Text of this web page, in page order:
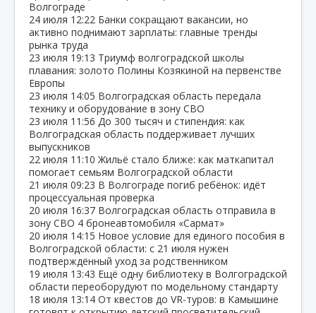
Волгограде
24 июля 12:22 Банки сокращают вакансии, но
активно поднимают зарплаты: главные тренды
рынка труда
23 июля 19:13 Триумф волгоградской школы
плавания: золото Полины Козякиной на первенстве
Европы
23 июля 14:05 Волгоградская область передала
технику и оборудование в зону СВО
23 июля 11:56 До 300 тысяч и стипендия: как
Волгоградская область поддерживает лучших
выпускников
22 июля 11:10 Жильё стало ближе: как маткапитал
помогает семьям Волгоградской области
21 июля 09:23 В Волгограде погиб ребёнок: идёт
процессуальная проверка
20 июля 16:37 Волгоградская область отправила в
зону СВО 4 бронеавтомобиля «Сармат»
20 июля 14:15 Новое условие для единого пособия в
Волгоградской области: с 21 июля нужен
подтверждённый уход за родственником
19 июля 13:43 Ещё одну библиотеку в Волгоградской
области переоборудуют по модельному стандарту
18 июля 13:14 От квестов до VR‑туров: в Камышине